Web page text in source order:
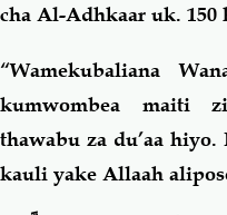
cha Al-Adhkaar uk. 150
“Wamekubaliana
kumwombea maiti
thawabu za du’aa
kauli yake Allaah